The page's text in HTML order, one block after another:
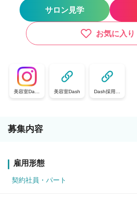
サロン見学
お気に入り
美容室Dash
（＠dash-sai
美容室Dash
Dash採用サ
イト
募集内容
雇用形態
契約社員・パート